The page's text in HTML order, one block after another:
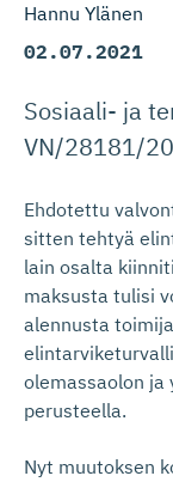
Hannu Ylänen
02.07.2021
Sosiaali- ja
VN/28181/
Ehdotettu
sitten tehtyä
lain osalta
maksusta tulisi
alennusta
olemassaolon ja
perusteella.
Nyt muutoksen